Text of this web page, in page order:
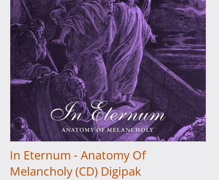
In Eternum - Anatomy Of
Melancholy (CD) Digipak